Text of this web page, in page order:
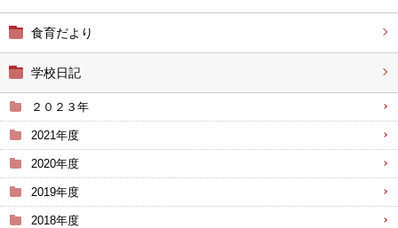
食育だより
学校日記
２０２３年
2021年度
2020年度
2019年度
2018年度